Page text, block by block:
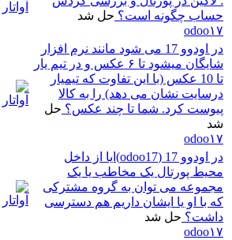
حساب چگونه است؟ حل شد
odoo۱۷
در اودوو 17 می شود مانند نرم افزار
شایگان میشود تا ۶ عکس و در تیم یار
تا 10 عکس (با این تفاوت که تیمیار
درسایت نشان می دهد) را به کالا
پیوست کرد. شما تا چند عکس؟ حل
شد
odoo۱۷
در اودوو 17 (odoo17)ایا از داخل
محیط پورتال یک مخاطب یا یک
مجموعه می توان به گروه مشترکی
که با او یا ایشان داریم هم دسترسی
داشت؟ حل شد
odoo۱۷